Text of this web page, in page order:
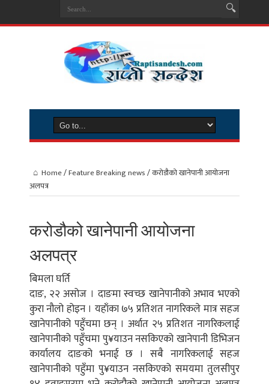
Home/Feature Breaking news/करोडौको खानेपानी आयोजना
अलपत्र
करोडौको खानेपानी आयोजना
अलपत्र
बिमला घर्ति
दाङ, २२ असोज । दाङमा स्वच्छ खानेपानीको अभाव भएको
कुरा नौलो होइन । यहाँका ७५ प्रतिशत नागरिकले मात्र सहज
खानेपानीको पहुँचमा छन् । अर्थात २५ प्रतिशत नागरिकलाई
खानेपानीको पहुँचमा पु¥याउन नसकिएको खानेपानी डिभिजन
कार्यालय दाङको भनाई छ । सबै नागरिकलाई सहज
खानेपानीको पहुँमा पु¥याउन नसकिएको समयमा तुलसीपुर